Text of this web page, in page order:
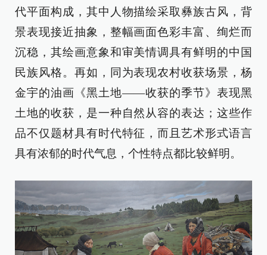
代平面构成，其中人物描绘采取彝族古风，背
景表现接近抽象，整幅画面色彩丰富、绚烂而
沉稳，其绘画意象和审美情调具有鲜明的中国
民族风格。再如，同为表现农村收获场景，杨
金宇的油画《黑土地——收获的季节》表现黑
土地的收获，是一种自然从容的表达；这些作
品不仅题材具有时代特征，而且艺术形式语言
具有浓郁的时代气息，个性特点都比较鲜明。